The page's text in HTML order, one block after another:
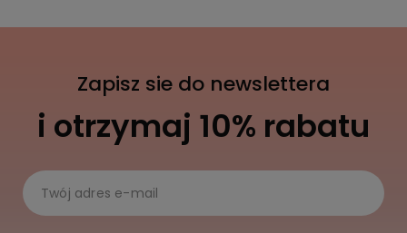
Zapisz sie do newslettera
i otrzymaj 10% rabatu
Twój adres e-mail